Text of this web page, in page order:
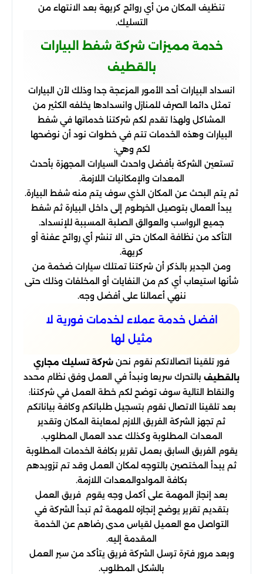
تنظيف المكان من أي روائح كريهة بعد الانتهاء من
التسليك.
خدمة مميزات شركة شفط البيارات
بالقطيف
انسداد البيارات أحد الأمور المزعجة جدا وذلك لأن البيارات
تمثل دائما الصرف للمنازل وانسدادها يخلفه الكثير من
المشاكل ولهذا تقدم لكم شركتنا خدماتها في شفط
البيارات وهذه الخدمات تتم في خطوات نود أن نوضحها
لكم وهي:
تستعين الشركة بأفضل واحدث السيارات المجهزة بأحدث
المعدات والإمكانيات اللازمة.
ثم يتم البحث عن المكان الذي سوف يتم منه شفط البيارة.
يبدأ العمال بتوصيل الخرطوم إلى داخل البيارة ثم شفط
جميع الرواسب والعوالق الصلبة المسببة للإنسداد.
التأكد من نظافة المكان حتى الا تنشر أي روائح عفنة أو
كريهة.
ومن الجدير بالذكر أن شركتنا تمتلك سيارات ضخمة من
شأنها استيعاب أي كم من النفايات أو المخلفات وذلك حتى
ننهي أعمالنا على أفضل وجه.
افضل خدمة عملاء لخدمات فورية لا
مثيل لها
فور تلقينا اتصالاتكم نقوم نحن شركة تسليك مجاري
بالقطيف بالتحرك سريعا ونبدأ في العمل وفق نظام محدد
والنقاط التالية سوف توضح لكم خطة العمل في شركتنا:
بعد تلقينا الاتصال نقوم بتسجيل طلباتكم وكافة بياناتكم
ثم تجهز الشركة الفريق اللازم لمعاينة المكان وتقدير
المعدات المطلوبة وكذلك عدد العمال المطلوب.
يقوم الفريق السابق بعمل تقرير بكافة الخدمات المطلوبة
ثم يبدأ المختصين بالتوجه لمكان العمل وقد تم تزويدهم
بكافة الموادوالمعدات اللازمة.
بعد إنجاز المهمة على أكمل وجه يقوم فريق العمل
بتقديم تقرير يوضح إنجازه للمهمة ثم تبدأ الشركة في
التواصل مع العميل لقياس مدى رضاهم عن الخدمة
المقدمة إليه.
وبعد مرور فترة ترسل الشركة فريق يتأكد من سير العمل
بالشكل المطلوب.